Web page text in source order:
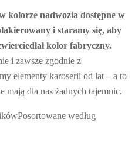
kolorze nadwozia dostępne w
i staramy się, aby
kolor fabryczny.
i zawsze zgodnie z
elementy karoserii od lat – a to
mają dla nas żadnych tajemnic.
Posortowane według